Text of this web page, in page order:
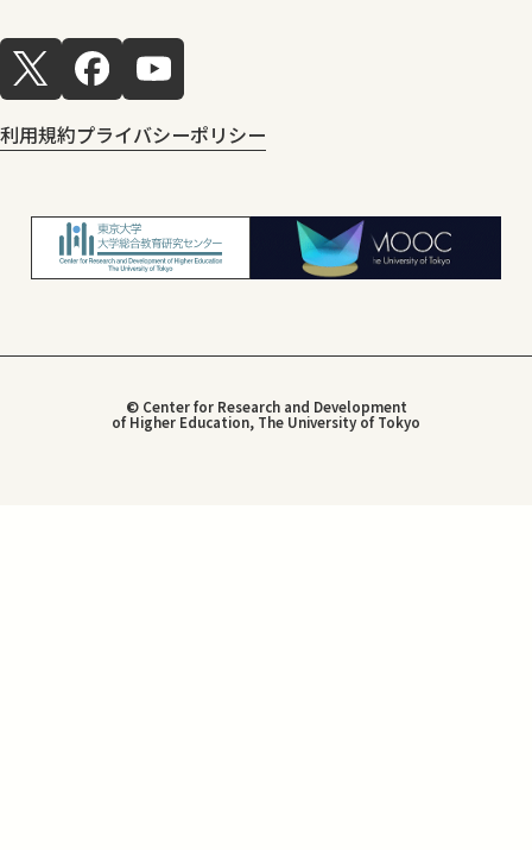
利用規約プライバシーポリシー
© Center for Research and Development
of Higher Education, The University of Tokyo